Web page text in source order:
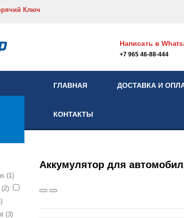
Ключ
Написать в
+7 965 46-88-444
ГЛАВНАЯ ДОСТАВКА И
КОНТАКТЫ
(1)
(2)
(3)
Аккумулятор для